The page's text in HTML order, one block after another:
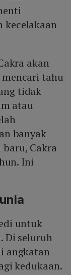
kecelakaan
akan
tahu
tidak
atau
banyak
Cakra
Ini
untuk
Di seluruh
angkatan
kedukaan.